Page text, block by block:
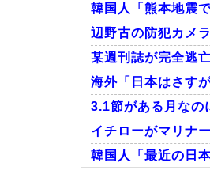
Powered by
韓国人「熊本地震
辺野古の防犯カメ
某週刊誌が完全逃
海外「日本はさす
3.1節がある月なの
イチローがマリナ
韓国人「最近の日